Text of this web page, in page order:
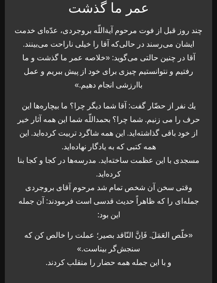
عمر ما گذشت
چند روز قبل از فوت مرحوم آيةاللّه بروجردى، عدّه‌اى خدمت
ايشان مى‌رسند در حالی‌كه آقا را خيلى ناراحت مى‌بينند.
آقا در چنين حالتى مى‌گويد: «خلاصه عمر ما گذشت و ما
رفتيم و نتوانستيم چيزى براى خود از پيش ببريم و عمل
باارزشى انجام دهيم.»
يك نفر از حضّار گفت: آقا شما ديگر چرا؟ ما بيچاره‌ها اين
حرف را مى زنيم. شما چرا؟ بحمداللّه شما اين همه آثار خير
از خود باقى گذاشته‌ايد. اين همه شاگرد تربيت كرده‌ايد. اين
همه كتبى كه به يادگار نهاده‌ايد.
مسجدى با اين عظمت ساخته‌ايد. مدرسه‌ها در كجا و كجا بنا
كرده‌ايد.
وقتى سخن آن شخص تمام شد مرحوم آقاى بروجردى
جمله‌اى را كه ظاهراً حديث قدسى است فرمودند: آن جمله
اين بود:
«خلّص العَمَلَ. فَاِنَّ النّاقد بصير؛ عملت را خالص کن که
سنجش‌گر بیناست.»
و با اين جمله همه حضار را منقلب كردند.